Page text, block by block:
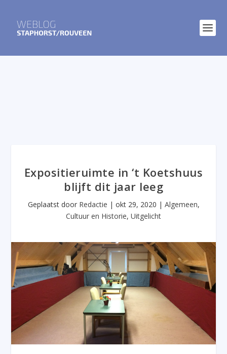
Expositieruimte in ‘t Koetshuus
blijft dit jaar leeg
Geplaatst door Redactie | okt 29, 2020 | Algemeen,
Cultuur en Historie, Uitgelicht